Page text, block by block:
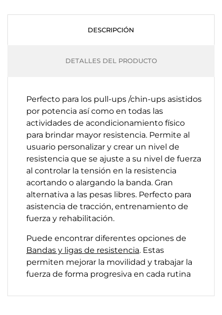
DESCRIPCIÓN
DETALLES DEL PRODUCTO
Perfecto para los pull-ups /chin-ups asistidos
por potencia así como en todas las
actividades de acondicionamiento físico
para brindar mayor resistencia. Permite al
usuario personalizar y crear un nivel de
resistencia que se ajuste a su nivel de fuerza
al controlar la tensión en la resistencia
acortando o alargando la banda. Gran
alternativa a las pesas libres. Perfecto para
asistencia de tracción, entrenamiento de
fuerza y ​​rehabilitación.
Puede encontrar diferentes opciones de
Bandas y ligas de resistencia. Estas
permiten mejorar la movilidad y trabajar la
fuerza de forma progresiva en cada rutina